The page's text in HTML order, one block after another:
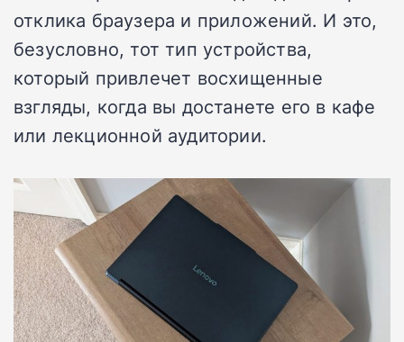
отклика браузера и приложений. И это,
безусловно, тот тип устройства,
который привлечет восхищенные
взгляды, когда вы достанете его в кафе
или лекционной аудитории.